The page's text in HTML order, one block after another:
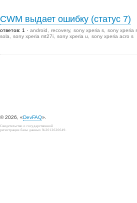
CWM выдает ошибку (статус 7)
ответов: 1 android recovery sony xperia s sony xperia
sola
sony xperia mt27i sony xperia u sony xperia acro s
© 2026, «DevFAQ».
Свидетельство о государственной
регистрации базы данных №2012620649.